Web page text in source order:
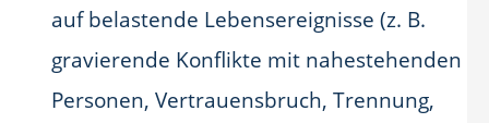
auf belastende Lebensereignisse (z. B.
gravierende Konflikte mit nahestehenden
Personen, Vertrauensbruch, Trennung,